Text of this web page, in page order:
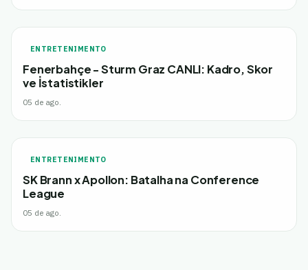
ENTRETENIMENTO
Fenerbahçe - Sturm Graz CANLI: Kadro, Skor
ve İstatistikler
05 de ago.
ENTRETENIMENTO
SK Brann x Apollon: Batalha na Conference
League
05 de ago.